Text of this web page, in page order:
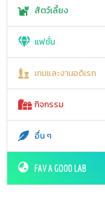
สัตว์เลี้ยง
แฟชั่น
เกมและงานอดิเรก
กิจกรรม
อื่น ๆ
FAV A GOOD LAB